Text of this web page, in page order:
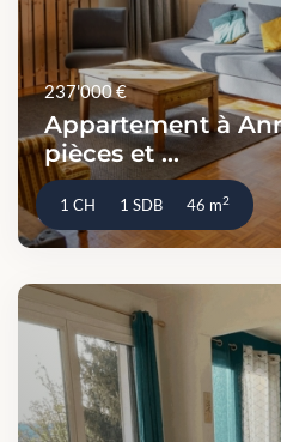
237'000 €
Appartement à
pièces et ...
1 CH 1 SDB 46 m2